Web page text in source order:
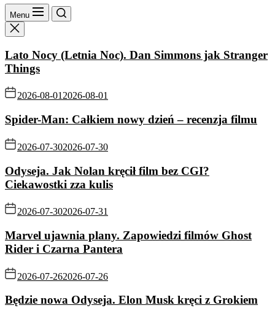
Menu
Lato Nocy (Letnia Noc). Dan Simmons jak Stranger
Things
2026-08-012026-08-01
Spider-Man: Całkiem nowy dzień – recenzja filmu
2026-07-302026-07-30
Odyseja. Jak Nolan kręcił film bez CGI?
Ciekawostki zza kulis
2026-07-302026-07-31
Marvel ujawnia plany. Zapowiedzi filmów Ghost
Rider i Czarna Pantera
2026-07-262026-07-26
Będzie nowa Odyseja. Elon Musk kręci z Grokiem